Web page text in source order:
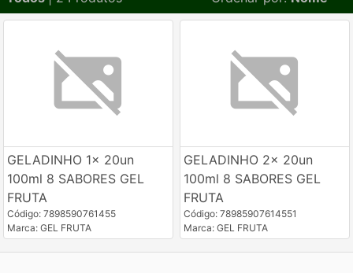
GELADINHO 1x 20un
100ml 8 SABORES GEL
FRUTA
Código: 7898590761455
Marca: GEL FRUTA
GELADINHO 2x 20un
100ml 8 SABORES GEL
FRUTA
Código: 78985907614551
Marca: GEL FRUTA